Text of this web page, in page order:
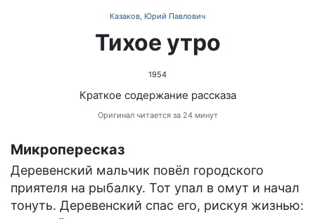
Казаков, Юрий Павлович
Тихое утро
1954
Краткое содержание рассказа
Оригинал читается за 24 минут
Микропересказ
Деревенский мальчик повёл городского
приятеля на рыбалку. Тот упал в омут и начал
тонуть. Деревенский спас его, рискуя жизнью: